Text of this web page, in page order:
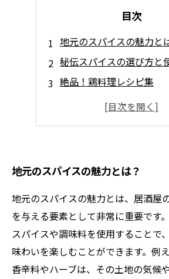
目次
地元のスパイスの魅力と
秘伝スパイスの選び方と
絶品！鶏料理レシピ集
家族みんなが喜ぶアレン
地元のスパイスの魅力とは？
地元のスパイスの魅力とは、居酒屋
を与える要素として非常に重要です
スパイスや調味料を使用することで
味わいを楽しむことができます。例
香辛料やハーブは、その土地の気候